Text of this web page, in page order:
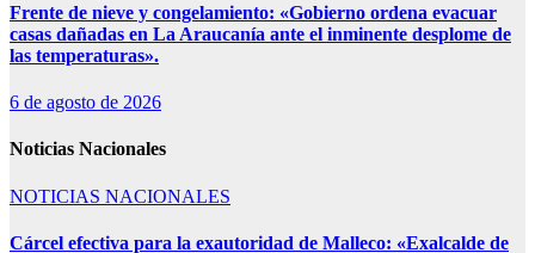
Frente de nieve y congelamiento: «Gobierno ordena evacuar
casas dañadas en La Araucanía ante el inminente desplome de
las temperaturas».
6 de agosto de 2026
Noticias Nacionales
NOTICIAS NACIONALES
Cárcel efectiva para la exautoridad de Malleco: «Exalcalde de